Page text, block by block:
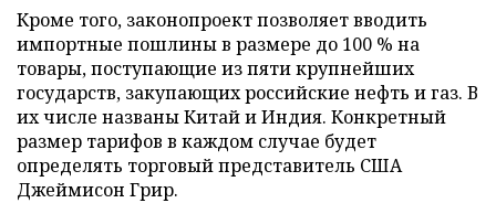
Кроме того, законопроект позволяет вводить
импортные пошлины в размере до 100 % на
товары, поступающие из пяти крупнейших
государств, закупающих российские нефть и газ. В
их числе названы Китай и Индия. Конкретный
размер тарифов в каждом случае будет
определять торговый представитель США
Джеймисон Грир.